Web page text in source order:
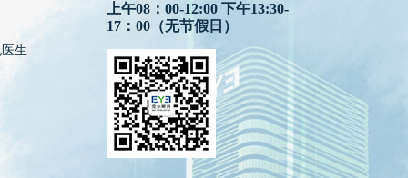
生
上午08：00-12:00 下午13:30-
17：00（无节假日）